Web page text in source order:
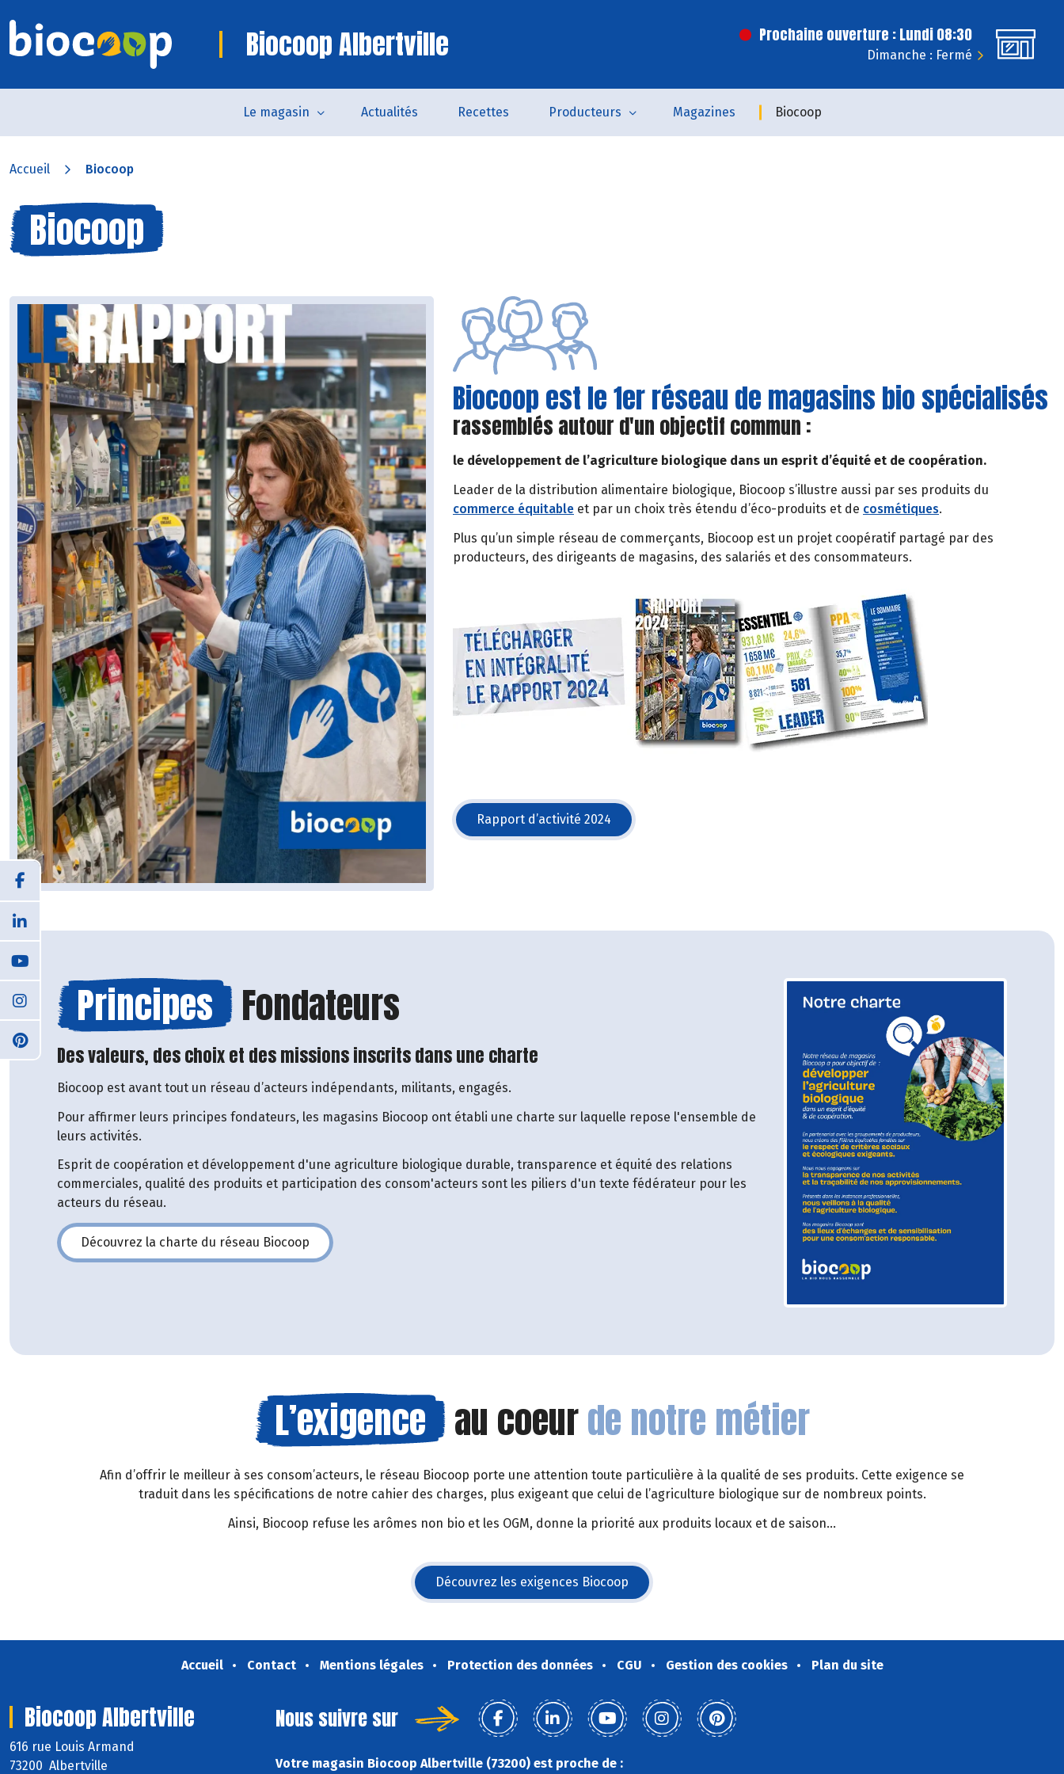
Biocoop Albertville Prochaine ouverture : Lundi 08:30
Dimanche : Fermé
Le magasin Actualités Recettes Producteurs Magazines Biocoop
Accueil Biocoop
Biocoop
Biocoop est le 1er réseau de magasins bio spécialisés
rassemblés autour d'un objectif commun :
le développement de l’agriculture biologique dans un esprit d’équité et de coopération.
Leader de la distribution alimentaire biologique, Biocoop s’illustre aussi par ses produits du
commerce équitable et par un choix très étendu d’éco-produits et de cosmétiques.
Plus qu’un simple réseau de commerçants, Biocoop est un projet coopératif partagé par des
producteurs, des dirigeants de magasins, des salariés et des consommateurs.
Rapport d’activité 2024
(s'ouvre dans une nouvelle fenêtre)
Principes Fondateurs
Des valeurs, des choix et des missions inscrits dans une charte
Biocoop est avant tout un réseau d’acteurs indépendants, militants, engagés.
Pour affirmer leurs principes fondateurs, les magasins Biocoop ont établi une charte sur laquelle repose l'ensemble de
leurs activités.
Esprit de coopération et développement d'une agriculture biologique durable, transparence et équité des relations
commerciales, qualité des produits et participation des consom'acteurs sont les piliers d'un texte fédérateur pour les
acteurs du réseau.
Découvrez la charte du réseau Biocoop
(s'ouvre dans une nouvelle fenêtre)
L’exigence au coeurde notre métier
Afin d’offrir le meilleur à ses consom’acteurs, le réseau Biocoop porte une attention toute particulière à la qualité de ses produits. Cette exigence se
traduit dans les spécifications de notre cahier des charges, plus exigeant que celui de l’agriculture biologique sur de nombreux points.
Ainsi, Biocoop refuse les arômes non bio et les OGM, donne la priorité aux produits locaux et de saison...
Découvrez les exigences Biocoop
(s'ouvre dans une nouvelle fenêtre)
Accueil Contact Mentions légales Protection des données CGU Gestion des cookies Plan du site
Biocoop Albertville
616 rue Louis Armand
73200 Albertville
Nous suivre sur
Votre magasin Biocoop Albertville (73200) est proche de :